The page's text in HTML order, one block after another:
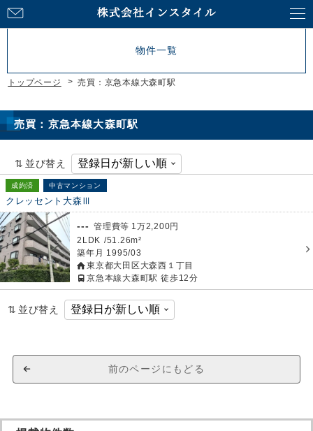
問
わ
物件一覧
トップページ 売買：京急本線大森町駅
売買：京急本線大森町駅
並び替え
成約済 中古マンション
クレッセント大森Ⅲ
2LDK
51.26m²
築年月 1995/03
東京都大田区大森西１丁目
京急本線大森町駅 徒歩12分
--- 管理費等 1万2,200円
並び替え
前のページにもどる